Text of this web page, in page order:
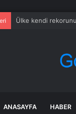
Ülke kendi
ANASAYFA HABER